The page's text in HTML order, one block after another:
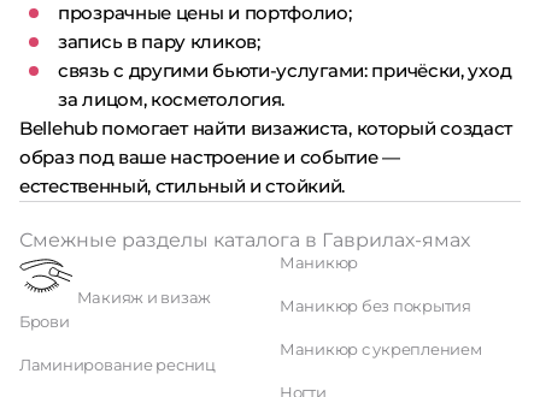
прозрачные цены и портфолио;
запись в пару кликов;
связь с другими бьюти-услугами: причёски, уход
за лицом, косметология.
Bellehub помогает найти визажиста, который создаст
образ под ваше настроение и событие —
естественный, стильный и стойкий.
Смежные разделы каталога в Гаврилах-ямах
Макияж и визаж
Брови
Ламинирование ресниц
Маникюр
Маникюр без покрытия
Маникюр с укреплением
Ногти